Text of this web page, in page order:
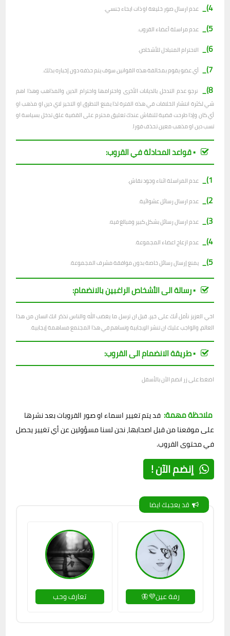
4)_ عدم ارسال صور خليعة او ذات ايحاء جنسي.
5)_ عدم مراسلة أعضاء القروب.
6)_ الاحترام المتبادل للأشخاص.
7)_ أي عضو يقوم بمخالفة هذه القوانين سوف يتم حذفه دون إخباره بذلك.
8)_
نرجو عدم التدخل بالديانات الأخرى واحترامها واحترام الدين والمذاهب وهذا اهم
شي لكثرة انتشار الخلافات في هذه الفترة لذا يمنع التطرق او التحيز لاي دين او مذهب او
أي كان وإذا طرحت قضية للنقاش عندك تعليق محترم على القضية علق تدخل بسياسة او
تسب دين او مذهب معين تحذف فورا.
▪︎ قواعد المحادثة في القروب:
1)_
عدم المراسلة اثناء وجود نقاش.
2)_ عدم ارسال رسائل عشوائية.
3)_ عدم ارسال رسائل بشكل كبير ومبالغ فيه.
4)_ عدم ازعاج اعضاء المجموعة.
5)_ يمنع إرسال رسائل خاصة بدون موافقة مشرف المجموعة.
▪︎ رسالة الى الأشخاص الراغبين بالانضمام:
اخي العزيز نأمل أنك على خير، قبل ان ترسل ما يغضب الله والناس تذكر انك انسان من هذا
العالم، والواجب عليك ان تنشر الإيجابية وتساهم في هذا المجتمع مساهمة إيجابية.
▪︎ طريقة الانضمام الى القروب:
اضغط على زر انضم الآن بالأسفل
ملاحظة مهمة: قد يتم تغيير اسماء او صور القروبات بعد نشرها
على موقعنا من قبل اصحابها، نحن لسنا مسؤولين عن أي تغيير يحصل
في محتوى القروب.
إنضم الآن !
قد يعجبك ايضا
رفة عين💜🦋 تعارف وحب